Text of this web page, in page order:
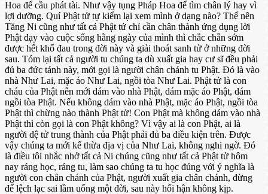
Hoa để cầu phát tài. Như vậy tụng Pháp Hoa để tìm chân lý hay vì
lợi dưỡng. Quí Phật tử tự kiểm lại xem mình ở dạng nào? Thế nên
Tăng Ni cũng như tất cả Phật tử chỉ cần chân thành ứng dụng lời
Phật dạy vào cuộc sống hằng ngày của mình thì chắc chắn sớm
được hết khổ đau trong đời này và giải thoát sanh tử ở những đời
sau. Tóm lại tất cả người tu chúng ta dù xuất gia hay cư sĩ đều phải
đủ ba đức tánh này, mới gọi là người chân chánh tu Phật. Đó là vào
nhà Như Lai, mặc áo Như Lai, ngồi tòa Như Lai. Phật tử là con
cháu của Phật nên mới dám vào nhà Phật, dám mặc áo Phật, dám
ngồi tòa Phật. Nếu không dám vào nhà Phật, mặc áo Phật, ngồi tòa
Phật thì chừng nào thành Phật tử! Con Phật mà không dám vào nhà
Phật thì còn gọi là con Phật không? Vì vậy ai là con Phật, ai là
người đệ tử trung thành của Phật phải đủ ba điều kiện trên. Được
vậy chúng ta mới kế thừa địa vị của Như Lai, không nghi ngờ. Đó
là điều tôi nhắc nhở tất cả Ni chúng cũng như tất cả Phật tử hôm
nay ráng học, ráng tu, làm sao chúng ta tu học đúng với ý nghĩa là
người con chân chánh của Phật, người xuất gia chân chánh, đừng
để lệch lạc sai lầm uổng một đời, sau này hối hận không kịp.